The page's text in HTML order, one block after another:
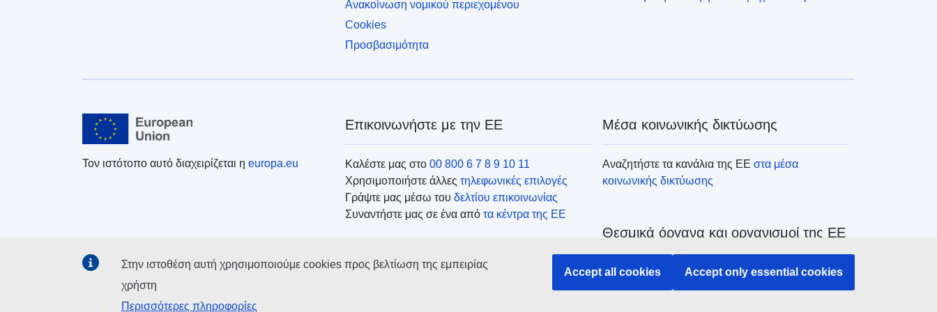
Ανακοίνωση νομικού περιεχομένου
Cookies
Προσβασιμότητα
Τον ιστότοπο αυτό διαχειρίζεται η europa.eu
Επικοινωνήστε με την ΕΕ
Καλέστε μας στο 00 800 6 7 8 9 10 11
Χρησιμοποιήστε άλλες τηλεφωνικές επιλογές
Γράψτε μας μέσω του δελτίου επικοινωνίας
Συναντήστε μας σε ένα από τα κέντρα της ΕΕ
Μέσα κοινωνικής δικτύωσης
Αναζητήστε τα κανάλια της ΕΕστα μέσα
κοινωνικής δικτύωσης
Θεσμικά όργανα και οργανισμοί της ΕΕ
Αναζήτηση όλων των θεσμικών και λοιπών
οργάνων και οργανισμών της ΕΕ
Στην ιστοθέση αυτή χρησιμοποιούμε cookies προς βελτίωση της εμπειρίας
χρήστη
Περισσότερες πληροφορίες
Accept all cookies Accept only essential cookies